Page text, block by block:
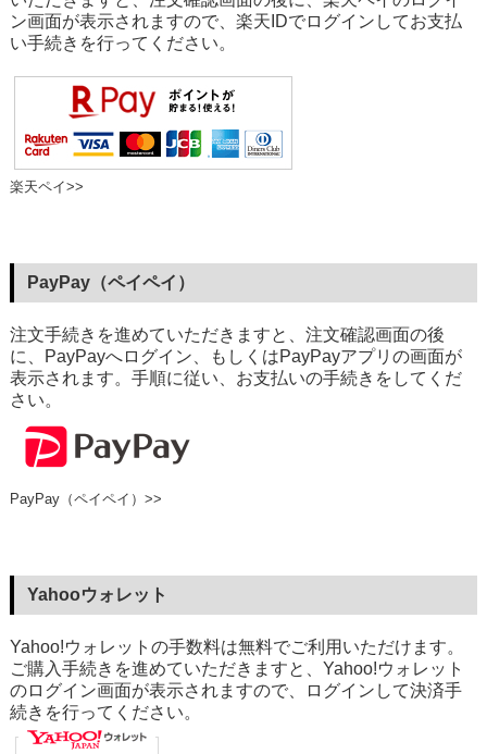
ン画面が表示されますので、楽天IDでログインしてお支払
い手続きを行ってください。
楽天ペイ>>
PayPay（ペイペイ）
注文手続きを進めていただきますと、注文確認画面の後
に、PayPayへログイン、もしくはPayPayアプリの画面が
表示されます。手順に従い、お支払いの手続きをしてくだ
さい。
PayPay（ペイペイ）>>
Yahooウォレット
Yahoo!ウォレットの手数料は無料でご利用いただけます。
ご購入手続きを進めていただきますと、Yahoo!ウォレット
のログイン画面が表示されますので、ログインして決済手
続きを行ってください。